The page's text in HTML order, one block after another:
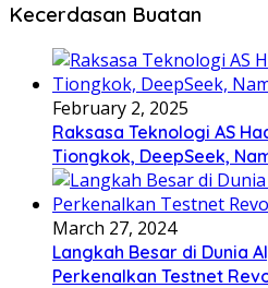
Kecerdasan Buatan
February 2, 2025
Raksasa Teknologi AS
Tiongkok, DeepSeek,
March 27, 2024
Langkah Besar di Dunia
Perkenalkan Testnet